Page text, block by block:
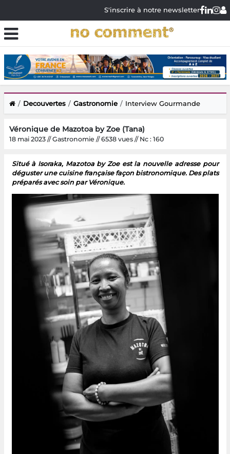
S'inscrire à notre newsletter
Decouvertes Gastronomie Interview Gourmande
Véronique de Mazotoa by Zoe (Tana)
18 mai 2023 // Gastronomie // 6538 vues // Nc : 160
Situé à Isoraka, Mazotoa by Zoe est la nouvelle adresse pour
déguster une cuisine française façon bistronomique. Des plats
préparés avec soin par Véronique.